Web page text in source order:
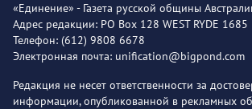
«Единение» - Газета русской общины
Адрес редакции: PO Box 128 WEST RYDE 1685
Телефон: (612) 9808 6678
Электронная почта: unification@bigpond.com
Редакция не несет ответственности за
информации, опубликованной в рекламных